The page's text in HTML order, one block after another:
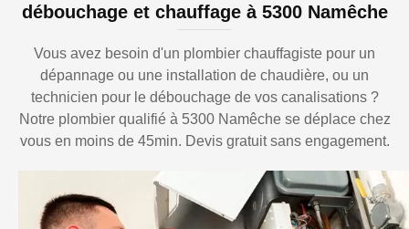
débouchage et chauffage à 5300 Namêche
Vous avez besoin d'un plombier chauffagiste pour un
dépannage ou une installation de chaudière, ou un
technicien pour le débouchage de vos canalisations ?
Notre plombier qualifié à 5300 Namêche se déplace chez
vous en moins de 45min. Devis gratuit sans engagement.